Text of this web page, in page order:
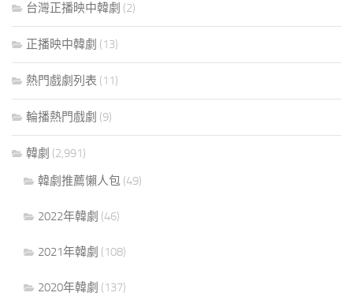
台灣正播映中韓劇 (2)
正播映中韓劇 (13)
熱門戲劇列表 (11)
輪播熱門戲劇 (9)
韓劇 (2,991)
韓劇推薦懶人包 (49)
2022年韓劇 (46)
2021年韓劇 (108)
2020年韓劇 (137)